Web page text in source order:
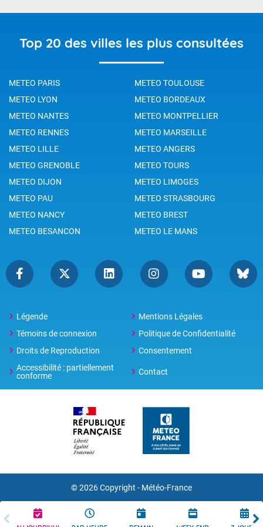
Top 20 des villes les plus consultées
METEO PARIS
METEO TOULOUSE
METEO LYON
METEO BORDEAUX
METEO NANTES
METEO MONTPELLIER
METEO RENNES
METEO MARSEILLE
METEO LILLE
METEO ANGERS
METEO GRENOBLE
METEO TOURS
METEO DIJON
METEO LIMOGES
METEO PAU
METEO STRASBOURG
METEO NANCY
METEO BREST
METEO BESANCON
METEO LE MANS
Légende
Mentions Légales
Témoins de connexion
Politique de Confidentialité
Droits de Reproduction
Consentement
Accessibilité : partiellement
conforme
Contact
© 2026 Copyright - Météo-France